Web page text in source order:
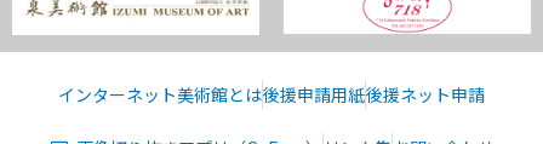
インターネット美術館とは後援申請用紙後援ネット申請